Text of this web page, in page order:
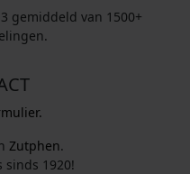
gemiddeld van 1500+
Zutphen.
sinds 1920!